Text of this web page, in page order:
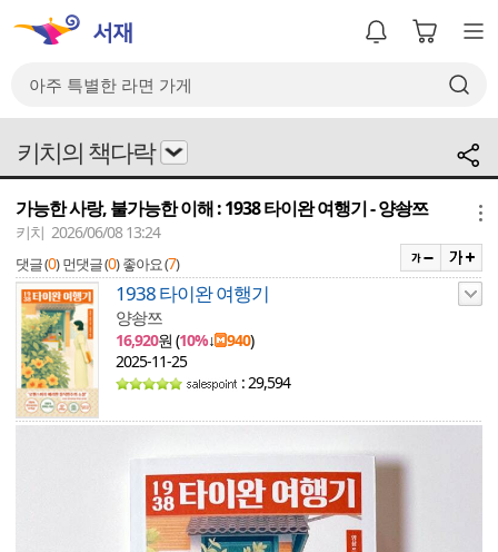
키치의 책다락
가능한 사랑, 불가능한 이해 : 1938 타이완 여행기 - 양솽쯔
키치 2026/06/08 13:24
댓글 (0) 먼댓글 (0) 좋아요 (7)
1938 타이완 여행기
양솽쯔
16,920원 (10%↓ 940)
2025-11-25
: 29,594